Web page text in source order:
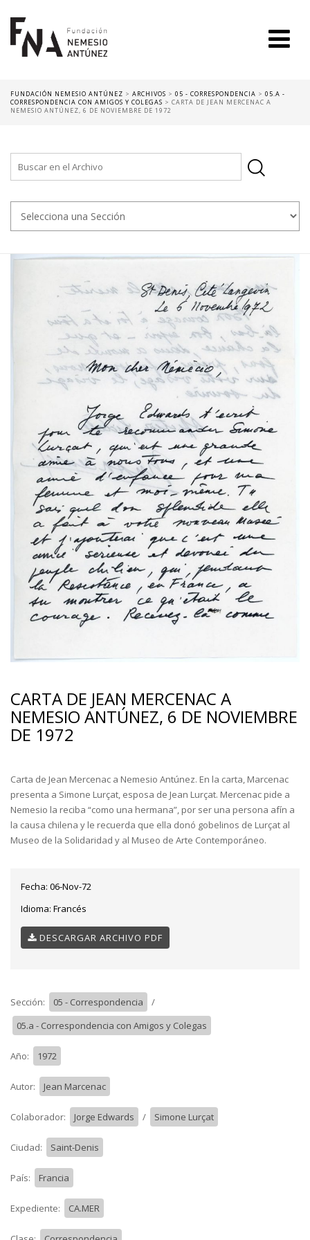
FUNDACIÓN NEMESIO ANTÚNEZ > ARCHIVOS > 05 - CORRESPONDENCIA > 05.A -
CORRESPONDENCIA CON AMIGOS Y COLEGAS > CARTA DE JEAN MERCENAC A
NEMESIO ANTÚNEZ, 6 DE NOVIEMBRE DE 1972
CARTA DE JEAN MERCENAC A
NEMESIO ANTÚNEZ, 6 DE NOVIEMBRE
DE 1972
Carta de Jean Mercenac a Nemesio Antúnez. En la carta, Marcenac
presenta a Simone Lurçat, esposa de Jean Lurçat. Mercenac pide a
Nemesio la reciba “como una hermana”, por ser una persona afín a
la causa chilena y le recuerda que ella donó gobelinos de Lurçat al
Museo de la Solidaridad y al Museo de Arte Contemporáneo.
Fecha: 06-Nov-72
Idioma: Francés
DESCARGAR ARCHIVO PDF
Sección: 05 - Correspondencia
/
05.a - Correspondencia con Amigos y Colegas
Año: 1972
Autor: Jean Marcenac
Colaborador: Jorge Edwards / Simone Lurçat
Ciudad: Saint-Denis
País: Francia
Expediente: CA.MER